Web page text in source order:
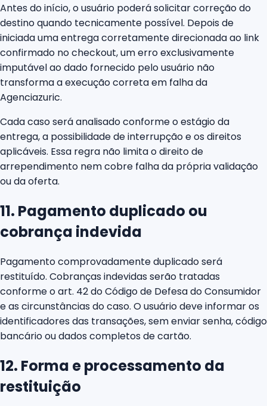
Antes do início, o usuário poderá solicitar correção do
destino quando tecnicamente possível. Depois de
iniciada uma entrega corretamente direcionada ao link
confirmado no checkout, um erro exclusivamente
imputável ao dado fornecido pelo usuário não
transforma a execução correta em falha da
Agenciazuric.
Cada caso será analisado conforme o estágio da
entrega, a possibilidade de interrupção e os direitos
aplicáveis. Essa regra não limita o direito de
arrependimento nem cobre falha da própria validação
ou da oferta.
11. Pagamento duplicado ou
cobrança indevida
Pagamento comprovadamente duplicado será
restituído. Cobranças indevidas serão tratadas
conforme o art. 42 do Código de Defesa do Consumidor
e as circunstâncias do caso. O usuário deve informar os
identificadores das transações, sem enviar senha, código
bancário ou dados completos de cartão.
12. Forma e processamento da
restituição